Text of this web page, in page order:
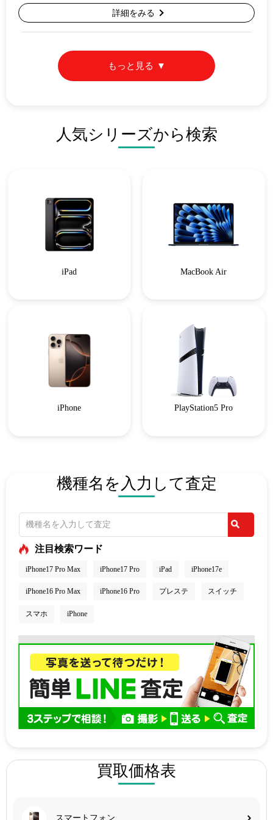
詳細をみる
もっと見る
人気シリーズから検索
iPad MacBook Air
iPhone PlayStation5 Pro
機種名を入力して査定
注目検索ワード
iPhone17 Pro Max iPhone17 Pro iPad iPhone17e
iPhone16 Pro Max iPhone16 Pro プレステ スイッチ
スマホ iPhone
買取価格表
スマートフォン